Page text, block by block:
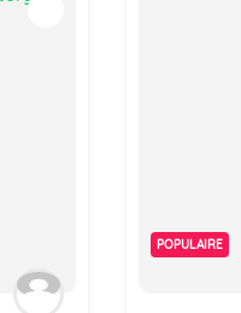
POPULAIRE